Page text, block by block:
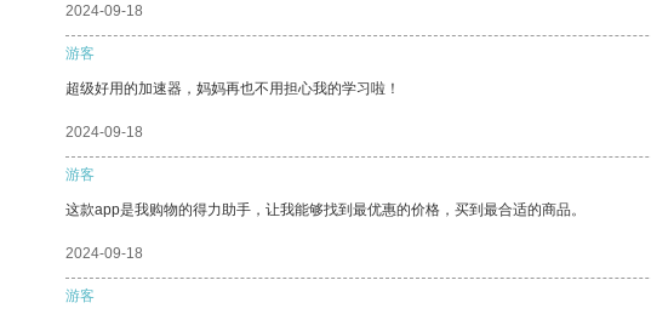
2024-09-18
游客
超级好用的加速器，妈妈再也不用担心我的学习啦！
2024-09-18
游客
这款app是我购物的得力助手，让我能够找到最优惠的价格，买到最合适的商品。
2024-09-18
游客